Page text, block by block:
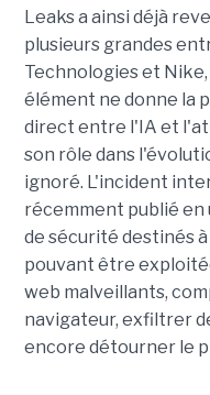
Leaks a ainsi déjà
plusieurs grandes
Technologies et Nike,
élément ne donne la
direct entre l'IA et
son rôle dans
ignoré. L'incident
récemment publié
de sécurité destinés
pouvant être
web malveillants,
navigateur, exfiltrer
encore détourner le